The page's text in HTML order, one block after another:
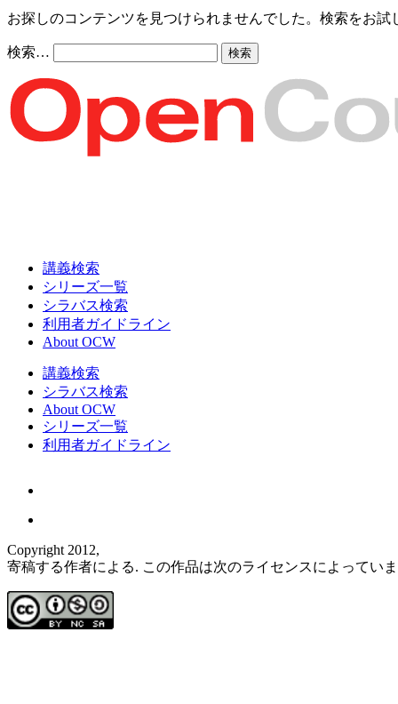
お探しのコンテンツを見つけられませんでした。検索をお試
検索…
講義検索
シリーズ一覧
シラバス検索
利用者ガイドライン
About OCW
講義検索
シラバス検索
About OCW
シリーズ一覧
利用者ガイドライン
Copyright 2012,
寄稿する作者による. この作品は次のライセンスによってい